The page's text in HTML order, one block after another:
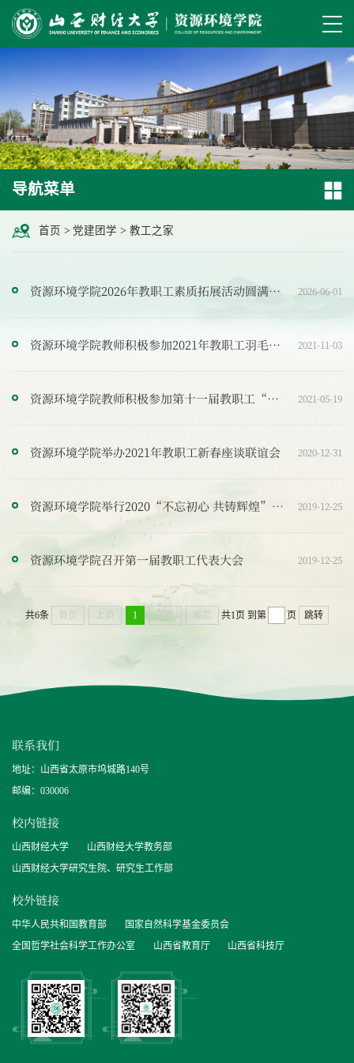
导航菜单
首页 > 党建团学 > 教工之家
2026-06-01
资源环境学院2026年教职工素质拓展活动圆满举行
2021-11-03
资源环境学院教师积极参加2021年教职工羽毛球赛
2021-05-19
资源环境学院教师积极参加第十一届教职工“校庆杯”羽毛球赛
2020-12-31
资源环境学院举办2021年教职工新春座谈联谊会
2019-12-25
资源环境学院举行2020“不忘初心 共铸辉煌”主题教职工联欢会
2019-12-25
资源环境学院召开第一届教职工代表大会
共6条 首页 1 下页 尾页 共1页 到第 页 跳转
联系我们
地址：山西省太原市坞城路140号
邮编：030006
校内链接
山西财经大学
山西财经大学教务部
山西财经大学研究生院、研究生工作部
校外链接
中华人民共和国教育部
国家自然科学基金委员会
全国哲学社会科学工作办公室
山西省教育厅 山西省科技厅